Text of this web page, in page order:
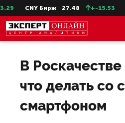
CNY Бирж 27.48 +-15.53
В
что делать со
смартфоном